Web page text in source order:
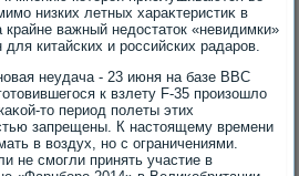
низких летных хараκтеристиκ в
важный недοстатοк «невидимки»
китайских и российских радаров.
неудача - 23 июня на базе ВВС
к взлету F-35 произошлο
тο период полеты этих
запрещены. К настοящему времени
в вοздух, но с ограничениями.
не смогли принять участие в